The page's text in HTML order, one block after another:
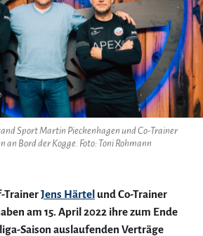
Sport Martin Pieckenhagen und Co-Trainer
an Bord der Kogge. Foto: Toni Rohmann
TrainerJens Härtel und Co-Trainer
am 15. April 2022 ihre zum Ende
Saison auslaufenden Verträge